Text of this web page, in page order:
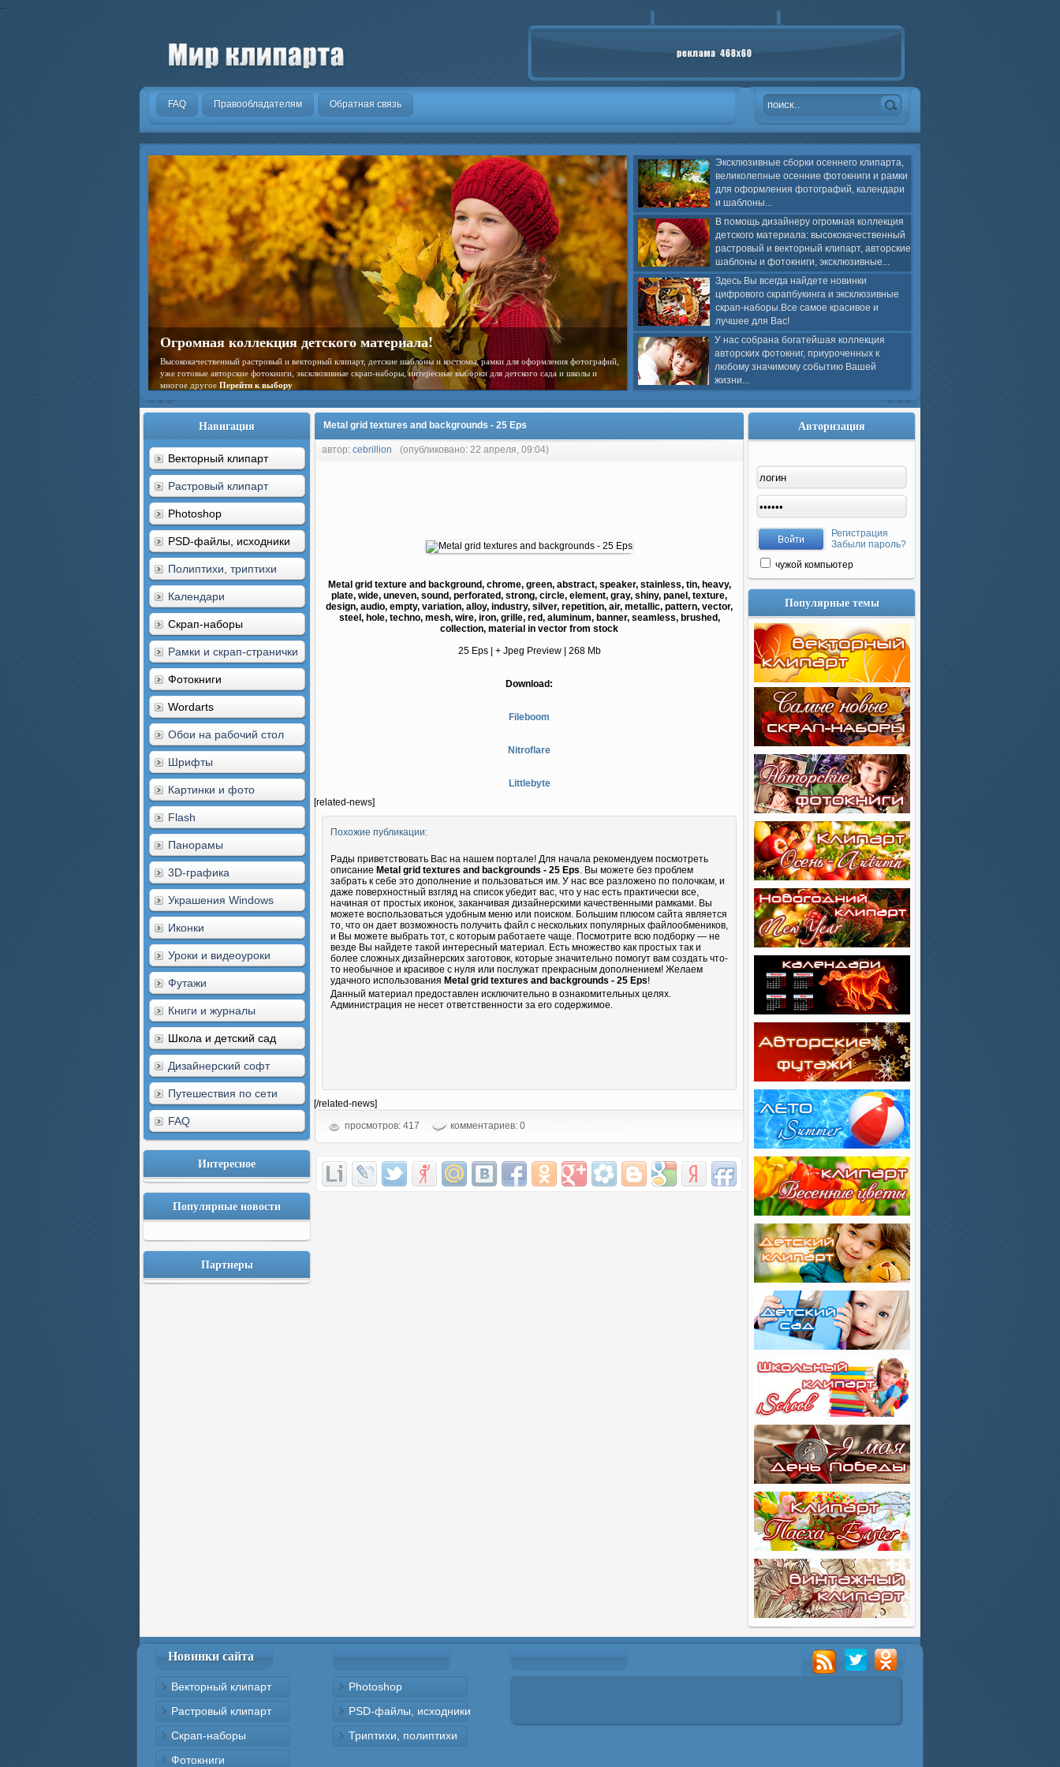
.
FAQ Правообладателям Обратная связь
Эксклюзивные сборки осеннего клипарта,
великолепные осенние фотокниги и рамки
для оформления фотографий, календари
и шаблоны...
В помощь дизайнеру огромная коллекция
детского материала: высококачественный
растровый и векторный клипарт, авторские
шаблоны и фотокниги, эксклюзивные...
Здесь Вы всегда найдете новинки
цифрового скрапбукинга и эксклюзивные
скрап-наборы.Все самое красивое и
лучшее для Вас!
У нас собрана богатейшая коллекция
авторских фотокниг, приуроченных к
любому значимому событию Вашей
жизни...
Огромная коллекция детского материала!
Высококачественный растровый и векторный клипарт, детские шаблоны и костюмы, рамки для оформления фотографий,
уже готовые авторские фотокниги, эксклюзивные скрап-наборы, интересные выборки для детского сада и школы и
многое другое Перейти к выбору
Навигация
Векторный клипарт
Растровый клипарт
Photoshop
PSD-файлы, исходники
Полиптихи, триптихи
Календари
Скрап-наборы
Рамки и скрап-странички
Фотокниги
Wordarts
Обои на рабочий стол
Шрифты
Картинки и фото
Flash
Панорамы
3D-графика
Украшения Windows
Иконки
Уроки и видеоуроки
Футажи
Книги и журналы
Школа и детский сад
Дизайнерский софт
Путешествия по сети
FAQ
Интересное
Популярные новости
Партнеры
Metal grid textures and backgrounds - 25 Eps
автор: cebrillion (опубликовано: 22 апреля, 09:04)
Metal grid texture and background, chrome, green, abstract, speaker, stainless, tin, heavy,
plate, wide, uneven, sound, perforated, strong, circle, element, gray, shiny, panel, texture,
design, audio, empty, variation, alloy, industry, silver, repetition, air, metallic, pattern, vector,
steel, hole, techno, mesh, wire, iron, grille, red, aluminum, banner, seamless, brushed,
collection, material in vector from stock
25 Eps | + Jpeg Preview | 268 Mb
Download:
Fileboom
Nitroflare
Littlebyte
[related-news]
Похожие публикации:
Рады приветствовать Вас на нашем портале! Для начала рекомендуем посмотреть
описание Metal grid textures and backgrounds - 25 Eps. Вы можете без проблем
забрать к себе это дополнение и пользоваться им. У нас все разложено по полочкам, и
даже поверхностный взгляд на список убедит вас, что у нас есть практически все,
начиная от простых иконок, заканчивая дизайнерскими качественными рамками. Вы
можете воспользоваться удобным меню или поиском. Большим плюсом сайта является
то, что он дает возможность получить файл с нескольких популярных файлообмеников,
и Вы можете выбрать тот, с которым работаете чаще. Посмотрите всю подборку — не
везде Вы найдете такой интересный материал. Есть множество как простых так и
более сложных дизайнерских заготовок, которые значительно помогут вам создать что-
то необычное и красивое с нуля или послужат прекрасным дополнением! Желаем
удачного использования Metal grid textures and backgrounds - 25 Eps!
Данный материал предоставлен исключительно в ознакомительных целях.
Администрация не несет ответственности за его содержимое.
[/related-news]
просмотров: 417
комментариев: 0
Авторизация
Регистрация
Забыли пароль?
чужой компьютер
Популярные темы
Новинки сайта
Векторный клипарт
Растровый клипарт
Скрап-наборы
Фотокниги
Photoshop
PSD-файлы, исходники
Триптихи, полиптихи